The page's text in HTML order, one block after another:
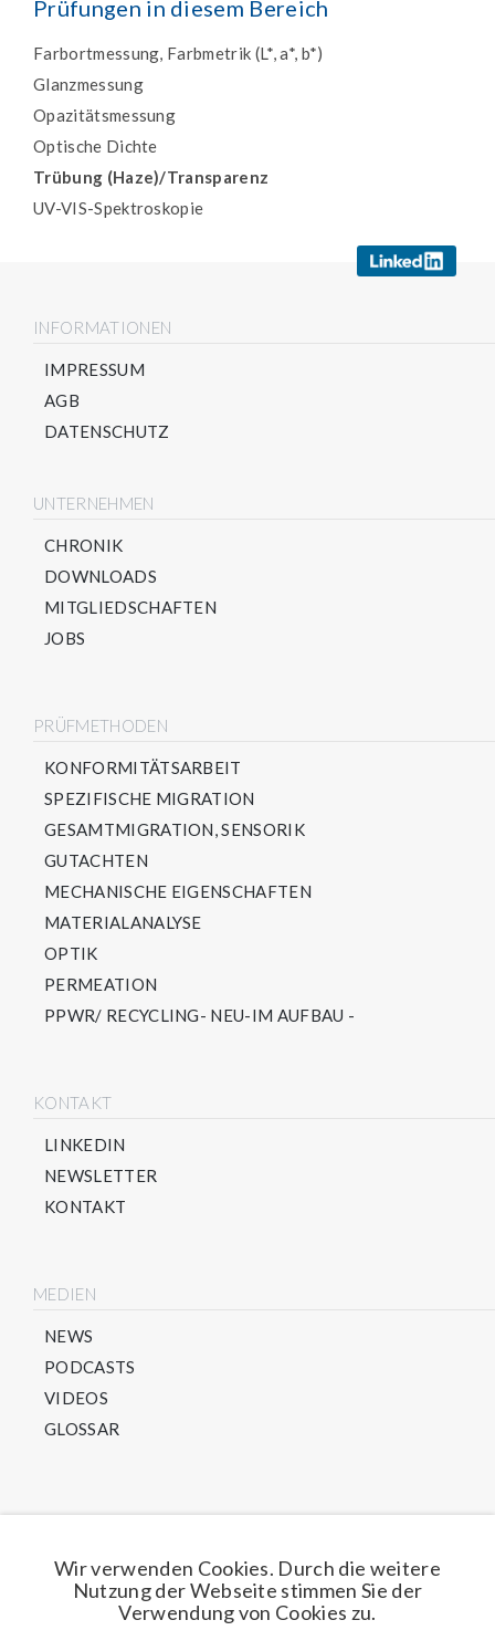
Prüfungen in diesem Bereich
Farbortmessung, Farbmetrik (L*, a*, b*)
Glanzmessung
Opazitätsmessung
Optische Dichte
Trübung (Haze)/Transparenz
UV-VIS-Spektroskopie
INFORMATIONEN
IMPRESSUM
AGB
DATENSCHUTZ
UNTERNEHMEN
CHRONIK
DOWNLOADS
MITGLIEDSCHAFTEN
JOBS
PRÜFMETHODEN
KONFORMITÄTSARBEIT
SPEZIFISCHE MIGRATION
GESAMTMIGRATION, SENSORIK
GUTACHTEN
MECHANISCHE EIGENSCHAFTEN
MATERIALANALYSE
OPTIK
PERMEATION
PPWR/ RECYCLING- NEU-IM AUFBAU -
KONTAKT
LINKEDIN
NEWSLETTER
KONTAKT
MEDIEN
NEWS
PODCASTS
VIDEOS
GLOSSAR
Direkt für unseren Newsletter anmelden
Jetzt anmelden
Wir verwenden Cookies. Durch die weitere
Nutzung der Webseite stimmen Sie der
Verwendung von Cookies zu.